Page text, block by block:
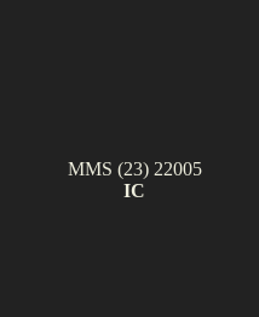
MMS (23) 22005
IC